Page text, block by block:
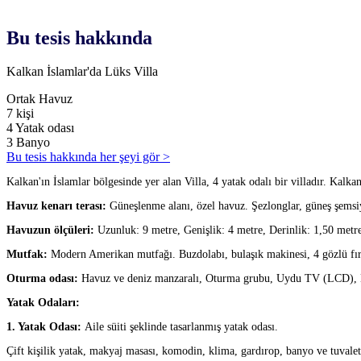
Bu tesis hakkında
Kalkan İslamlar'da Lüks Villa
Ortak Havuz
7 kişi
4 Yatak odası
3 Banyo
Bu tesis hakkında her şeyi gör >
Kalkan'ın İslamlar bölgesinde yer alan Villa, 4 yatak odalı bir villadır.
Havuz kenarı terası: Güneşlenme alanı, özel havuz. Şezlonglar, güneş
Havuzun ölçüleri: Uzunluk: 9 metre, Genişlik: 4 metre, Derinlik: 1,50
Mutfak: Modern Amerikan mutfağı. Buzdolabı, bulaşık makinesi, 4 gözlü
Oturma odası: Havuz ve deniz manzaralı, Oturma grubu, Uydu TV
Yatak Odaları:
1. Yatak Odası: Aile süiti şeklinde tasarlanmış yatak odası.
Çift kişilik yatak, makyaj masası, komodin, klima, gardırop, banyo ve